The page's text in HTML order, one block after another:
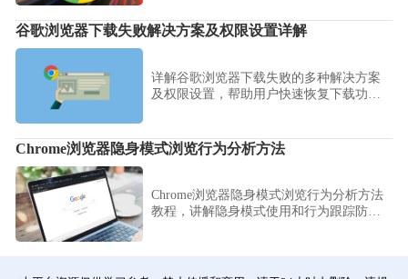
谷歌浏览器下载失败解决方案及权限设置详解
详解谷歌浏览器下载失败的多种解决方案
及权限设置，帮助用户快速恢复下载功
Chrome浏览器隐身模式浏览行为分析方法
Chrome浏览器隐身模式浏览行为分析方法
教程，讲解隐身模式使用和行为跟踪防护